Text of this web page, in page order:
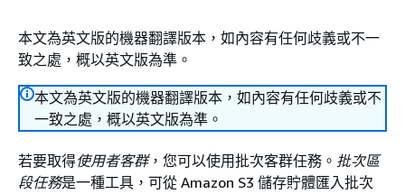
本文為英文版的機器翻譯版本，如內容有任何歧義或不一
致之處，概以英文版為準。
本文為英文版的機器翻譯版本，如內容有任何歧義或不
一致之處，概以英文版為準。
若要取得使用者客群，您可以使用批次客群任務。 批次區
段任務是一種工具，可從 Amazon S3 儲存貯體匯入批次